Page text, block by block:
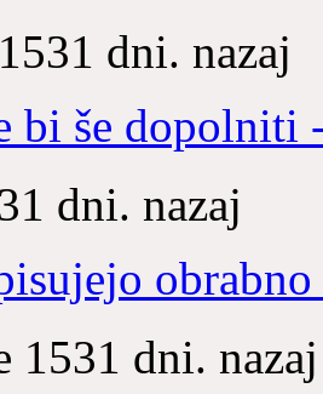
1531 dni. nazaj
bi še dopolniti
dni. nazaj
1531 dni. nazaj